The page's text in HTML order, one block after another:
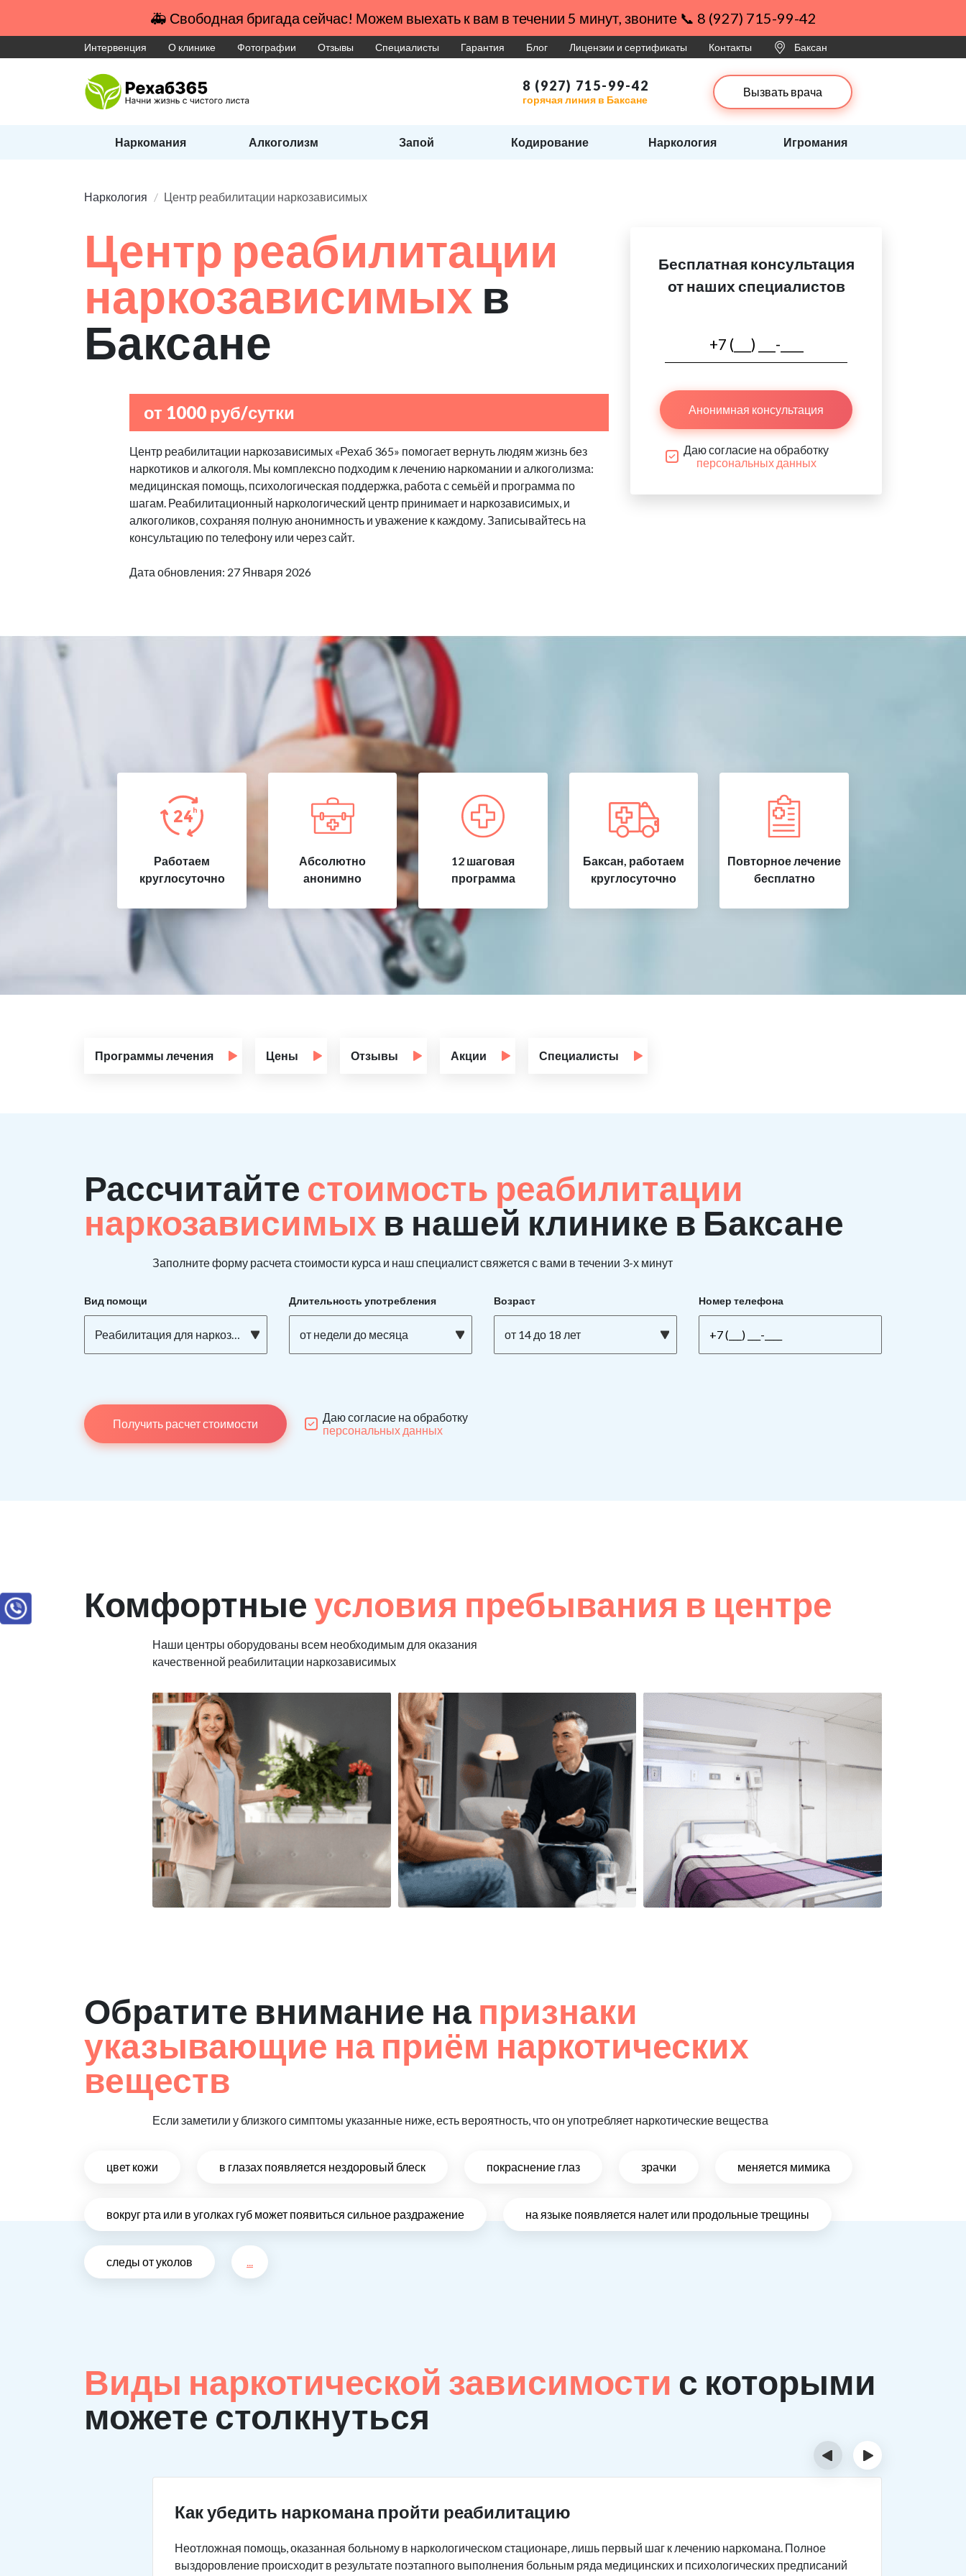
🚑 Свободная бригада сейчас! Можем выехать к вам в течении 5 минут, звоните 📞 8 (927) 715-99-42
Интервенция О клинике Фотографии Отзывы Специалисты Гарантия Блог Лицензии и сертификаты Контакты Баксан
8 (927) 715-99-42
горячая линия в Баксане
Вызвать врача
Наркомания Алкоголизм Запой Кодирование Наркология Игромания
Наркология Центр реабилитации наркозависимых
Центр реабилитации
наркозависимых в
Баксане
от 1000 руб/сутки
Центр реабилитации наркозависимых «Рехаб 365» помогает вернуть людям жизнь без
наркотиков и алкоголя. Мы комплексно подходим к лечению наркомании и алкоголизма:
медицинская помощь, психологическая поддержка, работа с семьёй и программа по
шагам. Реабилитационный наркологический центр принимает и наркозависимых, и
алкоголиков, сохраняя полную анонимность и уважение к каждому. Записывайтесь на
консультацию по телефону или через сайт.
Дата обновления: 27 Января 2026
Бесплатная консультация
от наших специалистов
Анонимная консультация
Даю согласие на обработку
персональных данных
Работаем
круглосуточно
Абсолютно
анонимно
12 шаговая
программа
Баксан, работаем
круглосуточно
Повторное лечение
бесплатно
Программы лечения Цены Отзывы Акции Специалисты
Рассчитайте стоимость реабилитации
наркозависимых в нашей клинике в Баксане
Заполните форму расчета стоимости курса и наш специалист свяжется с вами в течении 3-х минут
Вид помощи
Реабилитация для наркозависимых
Длительность употребления
от недели до месяца
Возраст
от 14 до 18 лет
Номер телефона
Получить расчет стоимости
Даю согласие на обработку
персональных данных
Комфортныеусловия пребывания в центре
Наши центры оборудованы всем необходимым для оказания
качественной реабилитации наркозависимых
Обратите внимание на признаки
указывающие на приём наркотических
веществ
Если заметили у близкого симптомы указанные ниже, есть вероятность, что он употребляет наркотические вещества
цвет кожи в глазах появляется нездоровый блеск покраснение глаз зрачки меняется мимика
вокруг рта или в уголках губ может появиться сильное раздражение на языке появляется налет или продольные трещины
следы от уколов ...
Виды наркотической зависимости с которыми
можете столкнуться
Как убедить наркомана пройти реабилитацию
Неотложная помощь, оказанная больному в наркологическом стационаре, лишь первый шаг к лечению наркомана. Полное
выздоровление происходит в результате поэтапного выполнения больным ряда медицинских и психологических предписаний
‹ ›